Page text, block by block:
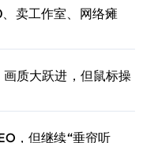
卖工作室、网络瘫
画质大跃进，但鼠标操
，但继续“垂帘听